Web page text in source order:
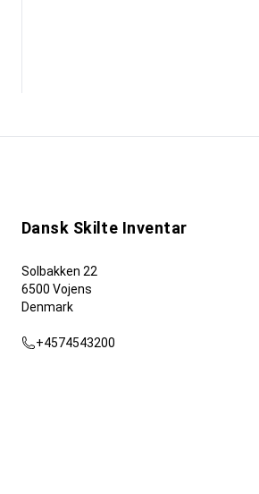
Dansk Skilte Inventar
Solbakken 22
6500 Vojens
Denmark
+4574543200